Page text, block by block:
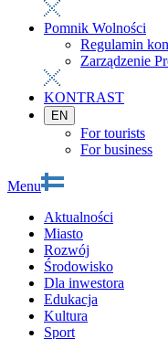
Pomnik Wolności
Regulamin
Zarządzenie
KONTRAST
EN
For tourists
For business
Menu
Aktualności
Miasto
Rozwój
Środowisko
Dla inwestora
Edukacja
Kultura
Sport